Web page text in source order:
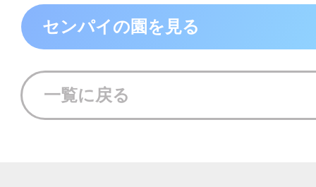
センパイの園を見る
一覧に戻る